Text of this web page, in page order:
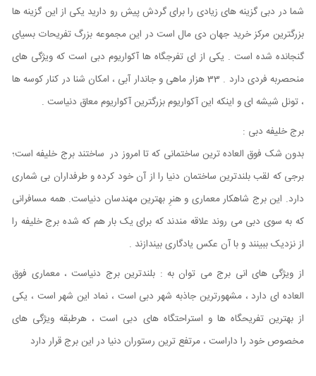
شما در دبی گزینه های زیادی را برای گردش پیش رو دارید یکی از این گزینه ها
بزرگترین مرکز خرید جهان دی مال است در این مجموعه بزرگ تفریحات بسیای
گنجانده شده است . یکی از ای تفرجگاه ها آکواریوم دبی است که ویژگی های
منحصربه فردی دارد . 33 هزار ماهی و جاندار آبی ، امکان شنا در کنار کوسه ها
، تونل شیشه ای و اینکه این آکواریوم بزرگترین آکواریوم معاق دنیاست .
برج خلیفه دبی :
بدون شک فوق العاده ترین ساختمانی که تا امروز در ساختند برج خلیفه است؛
برجی که لقب بلندترین ساختمان دنیا را از آن خود کرده و طرفداران بی شماری
دارد. این برج شاهکار معماری و هنرِ بهترین مهندسان دنیاست. همه مسافرانی
که به سوی دبی می روند علاقه مندند که برای یک بار هم که شده برج خلیفه را
از نزدیک ببینند و با آن عکس یادگاری بیندازند .
از ویژگی های انی برج می توان به : بلندترین برج دنیاست ، معماری فوق
العاده ای دارد ، مشهورترین جاذبه شهر دبی است ، نماد این شهر است ، یکی
از بهترین تفریحگاه ها و استراحتگاه های دبی است ، هرطبقه ویژگی های
مخصوص خود را داراست ، مرتفع ترین رستوران دنیا در این برج قرار دارد